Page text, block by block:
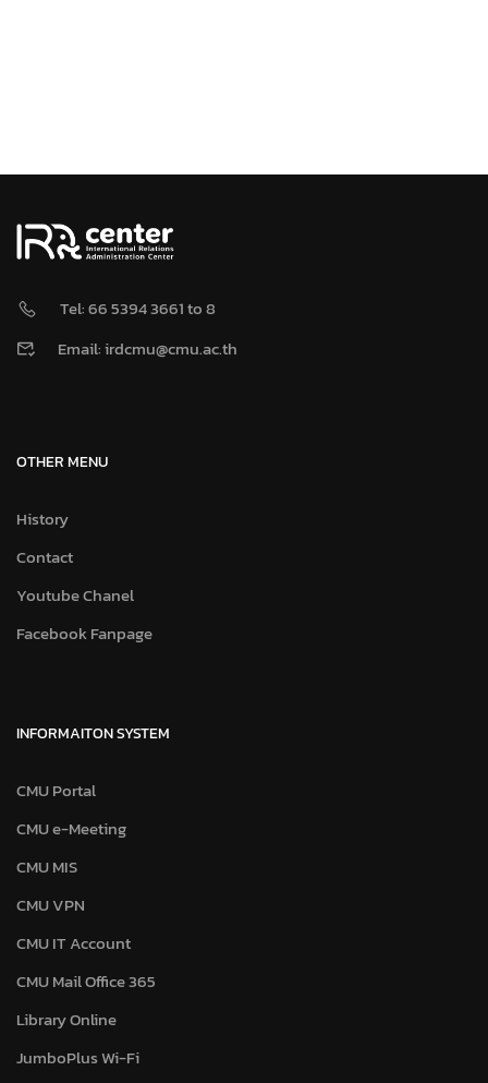
Tel: 66 5394 3661 to 8
Email: irdcmu@cmu.ac.th
OTHER MENU
History
Contact
Youtube Chanel
Facebook Fanpage
INFORMAITON SYSTEM
CMU Portal
CMU e-Meeting
CMU MIS
CMU VPN
CMU IT Account
CMU Mail Office 365
Library Online
JumboPlus Wi-Fi